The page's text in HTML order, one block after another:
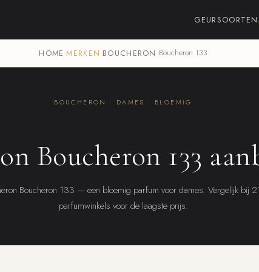
GEURSOORTEN
HOME›MERKEN›BOUCHERON ›Boucheron 133
BOUCHERON · DAMES · BLOEMIG
Boucheron 133
Boucheron 133 — een bloemig parfum voor dames. Vergelijk bij
parfumwinkels voor de laagste prijs.